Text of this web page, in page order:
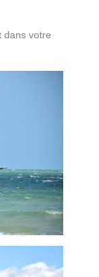
dans votre